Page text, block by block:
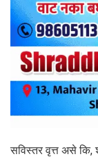
सविस्तर वृत्त असे कि,